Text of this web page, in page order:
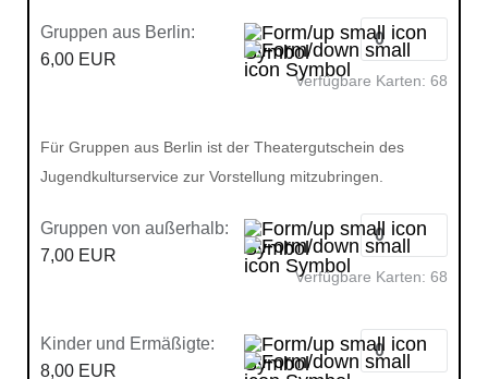
Gruppen aus Berlin:
6,00 EUR
Verfügbare Karten: 68
Für Gruppen aus Berlin ist der Theatergutschein des
Jugendkulturservice zur Vorstellung mitzubringen.
Gruppen von außerhalb:
7,00 EUR
Verfügbare Karten: 68
Kinder und Ermäßigte:
8,00 EUR